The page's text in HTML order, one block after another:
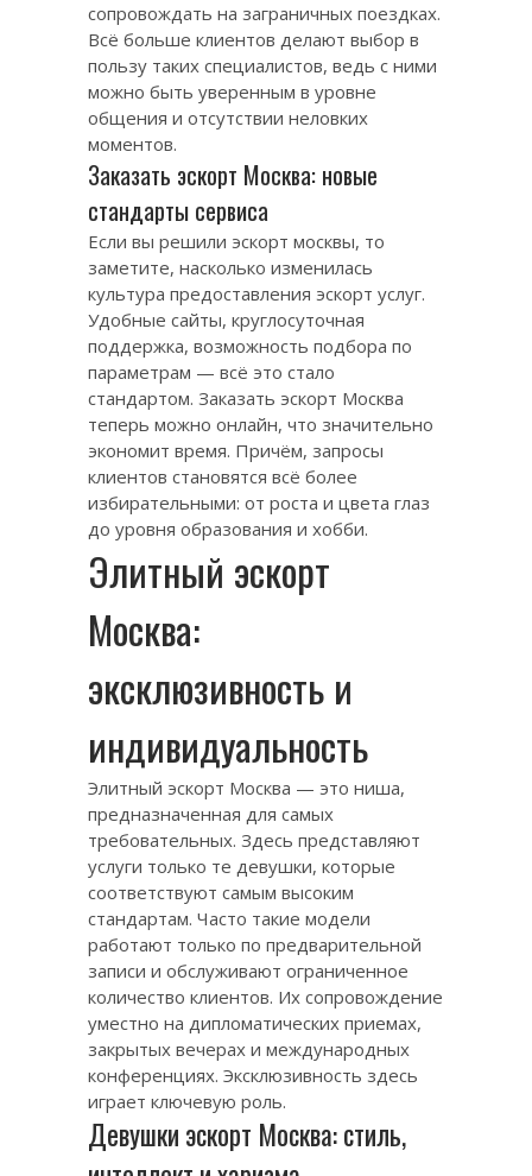
сопровождать на заграничных поездках.
Всё больше клиентов делают выбор в
пользу таких специалистов, ведь с ними
можно быть уверенным в уровне
общения и отсутствии неловких
моментов.
Заказать эскорт Москва: новые
стандарты сервиса
Если вы решили эскорт москвы, то
заметите, насколько изменилась
культура предоставления эскорт услуг.
Удобные сайты, круглосуточная
поддержка, возможность подбора по
параметрам — всё это стало
стандартом. Заказать эскорт Москва
теперь можно онлайн, что значительно
экономит время. Причём, запросы
клиентов становятся всё более
избирательными: от роста и цвета глаз
до уровня образования и хобби.
Элитный эскорт
Москва:
эксклюзивность и
индивидуальность
Элитный эскорт Москва — это ниша,
предназначенная для самых
требовательных. Здесь представляют
услуги только те девушки, которые
соответствуют самым высоким
стандартам. Часто такие модели
работают только по предварительной
записи и обслуживают ограниченное
количество клиентов. Их сопровождение
уместно на дипломатических приемах,
закрытых вечерах и международных
конференциях. Эксклюзивность здесь
играет ключевую роль.
Девушки эскорт Москва: стиль,